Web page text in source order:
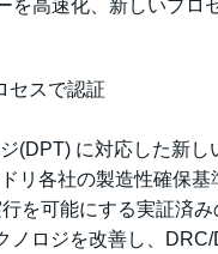
を高速化、新しいプロ
セスで認証
(DPT) に対応した新
リ各社の製造性確保基
を可能にする実証済
ノロジを改善し、